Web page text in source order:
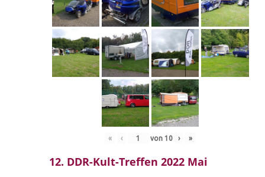
« ‹ von 10 › »
12. DDR-Kult-Treffen 2022 Mai